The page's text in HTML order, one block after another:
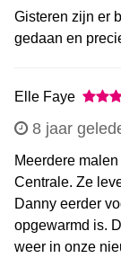
Gisteren zijn er
gedaan en
Elle Faye
8 jaar
Meerdere
Centrale. Ze
Danny eerder
opgewarmd is.
weer in onze